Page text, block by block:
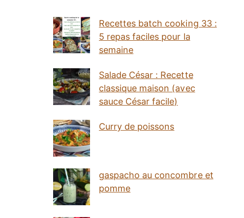
Recettes batch cooking 33 :
5 repas faciles pour la
semaine
Salade César : Recette
classique maison (avec
sauce César facile)
Curry de poissons
gaspacho au concombre et
pomme